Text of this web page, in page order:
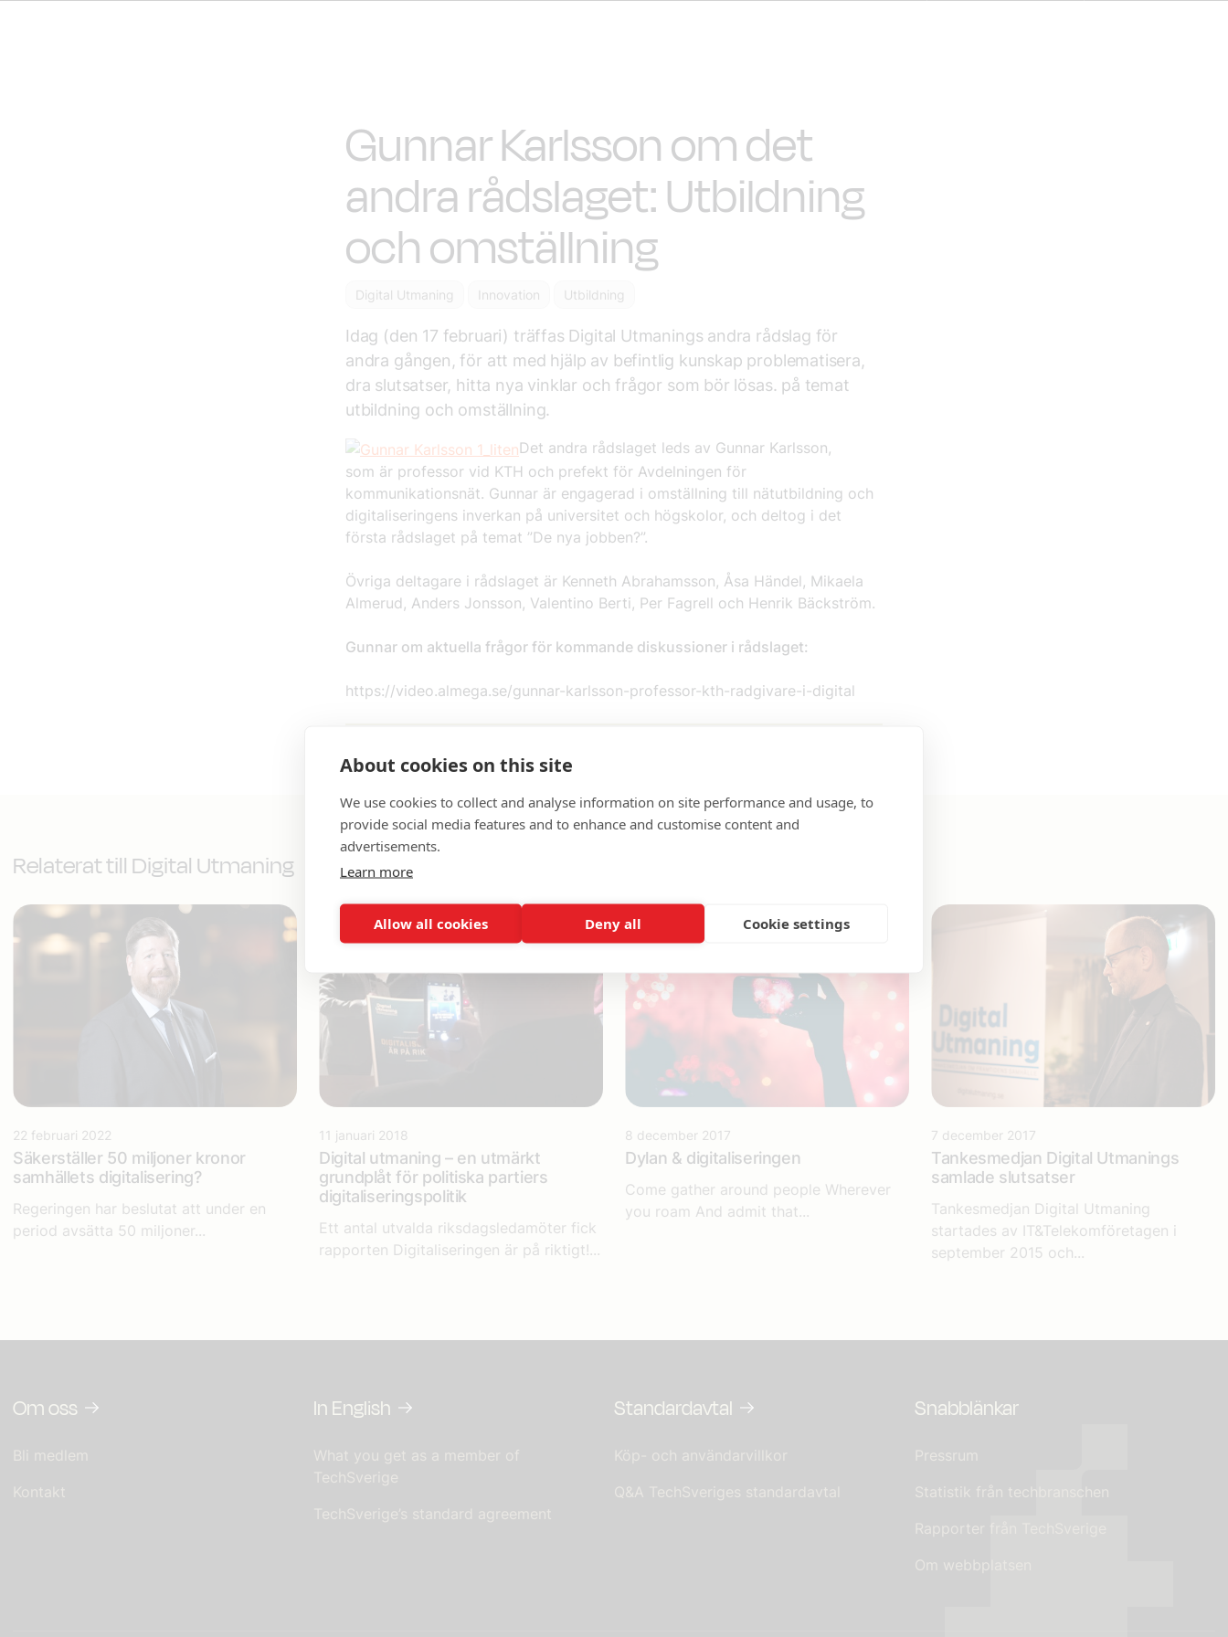
Gunnar Karlsson om det
andra rådslaget: Utbildning
och omställning
Digital Utmaning Innovation Utbildning
Idag (den 17 februari) träffas Digital Utmanings andra rådslag för
andra gången, för att med hjälp av befintlig kunskap problematisera,
dra slutsatser, hitta nya vinklar och frågor som bör lösas. på temat
utbildning och omställning.
Det andra rådslaget leds av Gunnar Karlsson,
som är professor vid KTH och prefekt för Avdelningen för
kommunikationsnät. Gunnar är engagerad i omställning till nätutbildning och
digitaliseringens inverkan på universitet och högskolor, och deltog i det
första rådslaget på temat ”De nya jobben?”.
Övriga deltagare i rådslaget är Kenneth Abrahamsson, Åsa Händel, Mikaela
Almerud, Anders Jonsson, Valentino Berti, Per Fagrell och Henrik Bäckström.
Gunnar om aktuella frågor för kommande diskussioner i rådslaget:
https://video.almega.se/gunnar-karlsson-professor-kth-radgivare-i-digital
Relaterat till Digital Utmaning
22 februari 2022
Säkerställer 50 miljoner kronor
samhällets digitalisering?
Regeringen har beslutat att under en
period avsätta 50 miljoner...
11 januari 2018
Digital utmaning – en utmärkt
grundplåt för politiska partiers
digitaliseringspolitik
Ett antal utvalda riksdagsledamöter fick
rapporten Digitaliseringen är på riktigt!...
8 december 2017
Dylan & digitaliseringen
Come gather around people Wherever
you roam And admit that...
7 december 2017
Tankesmedjan Digital Utmanings
samlade slutsatser
Tankesmedjan Digital Utmaning
startades av IT&Telekomföretagen i
september 2015 och...
Om oss
Bli medlem
Kontakt
In English
What you get as a member of
TechSverige
TechSverige’s standard agreement
Standardavtal
Köp- och användarvillkor
Q&A TechSveriges standardavtal
Snabblänkar
Pressrum
Statistik från techbranschen
Rapporter från TechSverige
Om webbplatsen
About cookies on this site
We use cookies to collect and analyse information on site performance and usage, to
provide social media features and to enhance and customise content and
advertisements.
Learn more
Allow all cookies Deny all Cookie settings